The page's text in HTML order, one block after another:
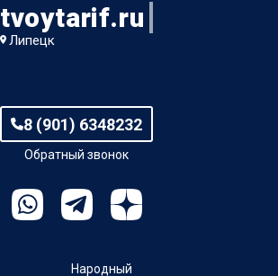
tvoytarif.ru
Липецк
8 (901) 6348232
Обратный звонок
Народный